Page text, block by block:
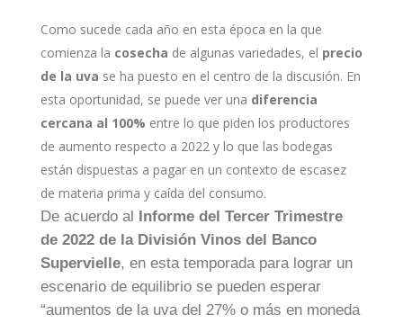
Como sucede cada año en esta época en la que
comienza la cosecha de algunas variedades, el precio
de la uva se ha puesto en el centro de la discusión. En
esta oportunidad, se puede ver una diferencia
cercana al 100% entre lo que piden los productores
de aumento respecto a 2022 y lo que las bodegas
están dispuestas a pagar en un contexto de escasez
de materia prima y caída del consumo.
De acuerdo al Informe del Tercer Trimestre
de 2022 de la División Vinos del Banco
Supervielle, en esta temporada para lograr un
escenario de equilibrio se pueden esperar
“aumentos de la uva del 27% o más en moneda